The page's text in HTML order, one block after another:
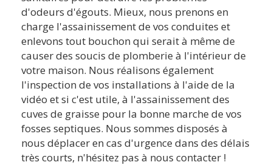
d'odeurs d'égouts. Mieux, nous prenons en
charge l'assainissement de vos conduites et
enlevons tout bouchon qui serait à même de
causer des soucis de plomberie à l'intérieur de
votre maison. Nous réalisons également
l'inspection de vos installations à l'aide de la
vidéo et si c'est utile, à l'assainissement des
cuves de graisse pour la bonne marche de vos
fosses septiques. Nous sommes disposés à
nous déplacer en cas d'urgence dans des délais
très courts, n'hésitez pas à nous contacter !